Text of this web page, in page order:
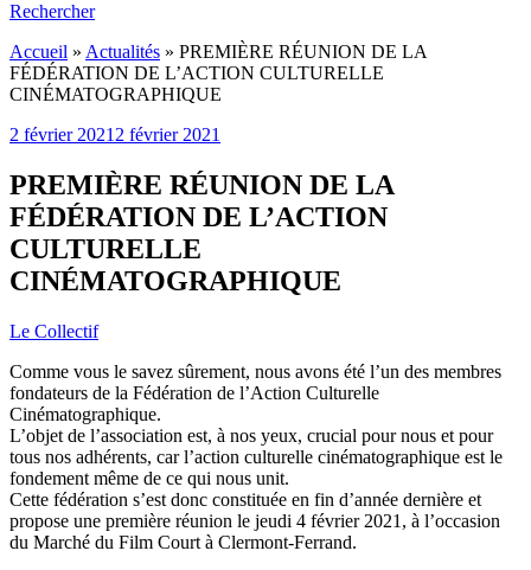
Rechercher
Accueil » Actualités » PREMIÈRE RÉUNION DE LA
FÉDÉRATION DE L’ACTION CULTURELLE
CINÉMATOGRAPHIQUE
2 février 2021 2 février 2021
PREMIÈRE RÉUNION DE LA
FÉDÉRATION DE L’ACTION
CULTURELLE
CINÉMATOGRAPHIQUE
Le Collectif
Comme vous le savez sûrement, nous avons été l’un des membres
fondateurs de la Fédération de l’Action Culturelle
Cinématographique.
L’objet de l’association est, à nos yeux, crucial pour nous et pour
tous nos adhérents, car l’action culturelle cinématographique est le
fondement même de ce qui nous unit.
Cette fédération s’est donc constituée en fin d’année dernière et
propose une première réunion le jeudi 4 février 2021, à l’occasion
du Marché du Film Court à Clermont-Ferrand.